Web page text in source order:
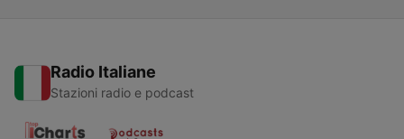
Radio Italiane
Stazioni radio e podcast